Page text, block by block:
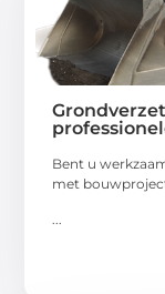
Bent u
met